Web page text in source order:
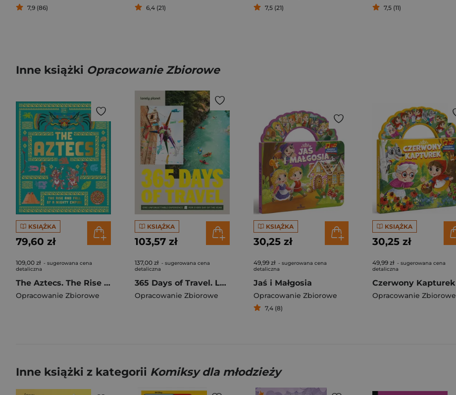
7,9 (86) 6,4 (21) 7,5 (21) 7,5 (11)
Inne książki Opracowanie Zbiorowe
KSIĄŻKA
79,60 zł
109,00 zł - sugerowana cena
detaliczna
The Aztecs. The Rise and Fall of a Mighty Empire
Opracowanie Zbiorowe
KSIĄŻKA
103,57 zł
137,00 zł - sugerowana cena
detaliczna
365 Days of Travel. Lonely Planet
Opracowanie Zbiorowe
KSIĄŻKA
30,25 zł
49,99 zł - sugerowana cena
detaliczna
Jaś i Małgosia
Opracowanie Zbiorowe
7,4 (8)
KSIĄŻKA
30,25 zł
49,99 zł - sugerowana cena
detaliczna
Czerwony Kapturek
Opracowanie Zbiorowe
Inne książki z kategorii Komiksy dla młodzieży